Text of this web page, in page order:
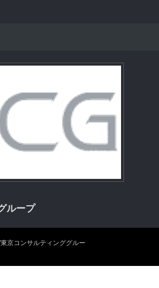
ループ
京コンサルティンググルー